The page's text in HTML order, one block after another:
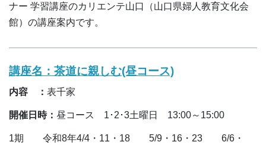
ナー 学習講座のカリエンテ山口（山口県婦人教育文化会
館）の講座案内です。
講座名：茶道に親しむ(昼コース)
内容 ： 表千家
開催日時： 昼コース 1･2･3土曜日 13:00～15:00
1期 令和8年4/4・11・18 5/9・16・23 6/6・